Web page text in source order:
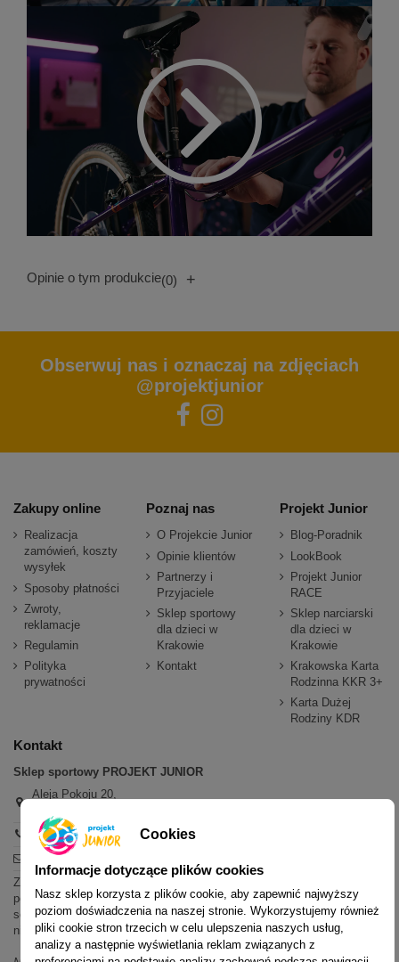
Opinie o tym produkcie(0) +
Obserwuj nas i oznaczaj na zdjęciach
@projektjunior
Zakupy online
Realizacja
zamówień, koszty
wysyłek
Sposoby płatności
Zwroty,
reklamacje
Regulamin
Polityka
prywatności
Poznaj nas
O Projekcie Junior
Opinie klientów
Partnerzy i
Przyjaciele
Sklep sportowy
dla dzieci w
Krakowie
Kontakt
Projekt Junior
Blog-Poradnik
LookBook
Projekt Junior
RACE
Sklep narciarski
dla dzieci w
Krakowie
Krakowska Karta
Rodzinna KKR 3+
Karta Dużej
Rodziny KDR
Kontakt
Sklep sportowy PROJEKT JUNIOR
Aleja Pokoju 20,
+48 600 779 897
sklep@projektjunior.pl
Zapraszamy do sklepu stacjonarnego:
poniedziałek - piątek: 11.00-19.00
sobota: 10.00-14.00
niedziela (każda): nieczynne
Cookies
Informacje dotyczące plików cookies
Nasz sklep korzysta z plików cookie, aby zapewnić najwyższy
poziom doświadczenia na naszej stronie. Wykorzystujemy również
pliki cookie stron trzecich w celu ulepszenia naszych usług,
analizy a następnie wyświetlania reklam związanych z